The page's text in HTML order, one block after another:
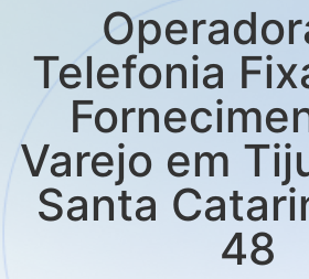
Telefonia
Varejo em
Santa
48